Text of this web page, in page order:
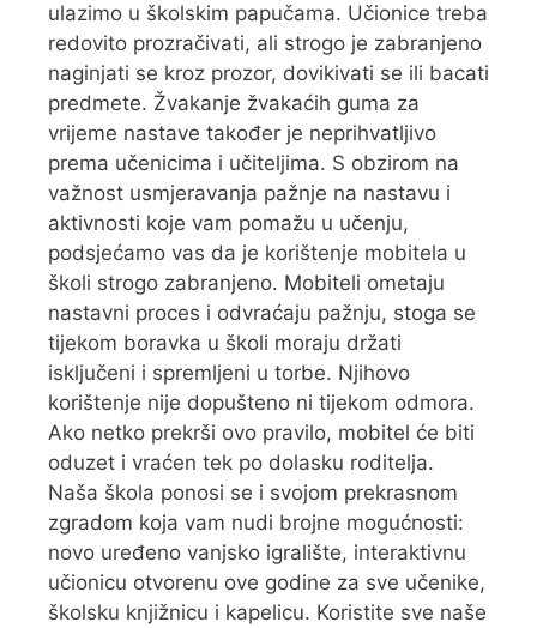
ulazimo u školskim papučama. Učionice treba
redovito prozračivati, ali strogo je zabranjeno
naginjati se kroz prozor, dovikivati se ili bacati
predmete. Žvakanje žvakaćih guma za
vrijeme nastave također je neprihvatljivo
prema učenicima i učiteljima. S obzirom na
važnost usmjeravanja pažnje na nastavu i
aktivnosti koje vam pomažu u učenju,
podsjećamo vas da je korištenje mobitela u
školi strogo zabranjeno. Mobiteli ometaju
nastavni proces i odvraćaju pažnju, stoga se
tijekom boravka u školi moraju držati
isključeni i spremljeni u torbe. Njihovo
korištenje nije dopušteno ni tijekom odmora.
Ako netko prekrši ovo pravilo, mobitel će biti
oduzet i vraćen tek po dolasku roditelja.
Naša škola ponosi se i svojom prekrasnom
zgradom koja vam nudi brojne mogućnosti:
novo uređeno vanjsko igralište, interaktivnu
učionicu otvorenu ove godine za sve učenike,
školsku knjižnicu i kapelicu. Koristite sve naše